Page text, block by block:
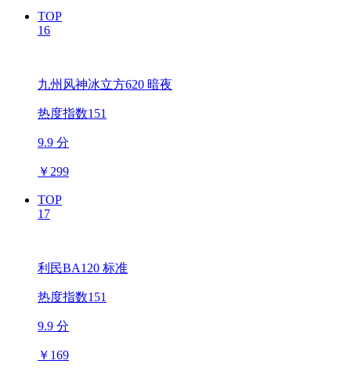
TOP
16
九州风神冰立方620 暗夜
热度指数151
9.9 分
￥ 299
TOP
17
利民BA120 标准
热度指数151
9.9 分
￥ 169